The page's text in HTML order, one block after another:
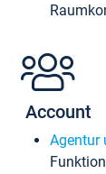
Account
Agentur
Funktion